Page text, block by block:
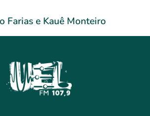
Farias e Kauê Monteiro